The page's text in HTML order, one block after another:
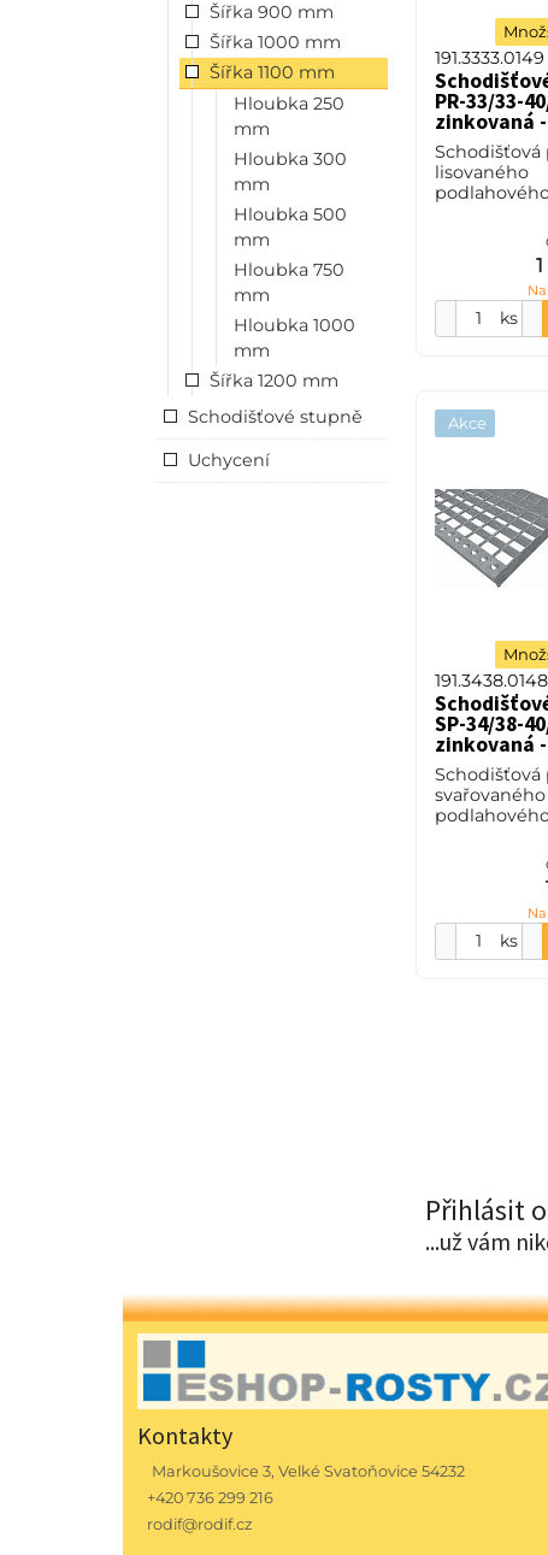
Šířka 900 mm
Šířka 1000 mm
Šířka 1100 mm
Hloubka 250
mm
Hloubka 300
mm
Hloubka 500
mm
Hloubka 750
mm
Hloubka 1000
mm
Šířka 1200 mm
Schodišťové stupně
Uchycení
191.3333.0149
PR-33/33-
zinkovaná
Schodišťová
lisovaného
podlahového
33 mm /
mm, výška
2 mm, ocel
(ST37.2
ks
Akce
191.3438.0148
SP-34/38-
zinkovaná
Schodišťová
svařovaného
34 mm /
mm, výška
2 mm, ocel
ks
Přihlásit
...už vám
Kontakty
Markoušovice 3, Velké Svatoňovice 54232
+420 736 299 216
rodif@rodif.cz